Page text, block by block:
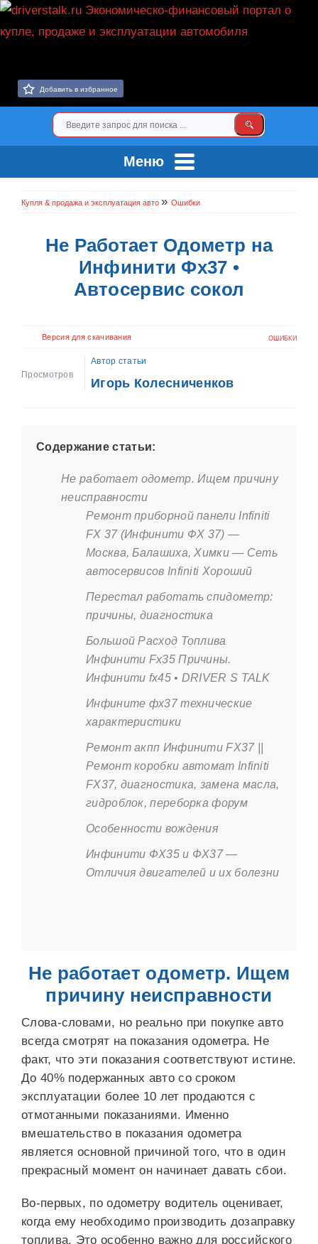
Добавить в избранное
Меню
Купля & продажа и эксплуатация авто » Ошибки
Не Работает Одометр на
Инфинити Фх37 •
Автосервис сокол
Версия для скачивания ОШИБКИ
Просмотров
Автор статьи
Игорь Колесниченков
Содержание статьи:
Не работает одометр. Ищем причину
неисправности
Ремонт приборной панели Infiniti
FX 37 (Инфинити ФХ 37) —
Москва, Балашиха, Химки — Сеть
автосервисов Infiniti Хороший
Перестал работать спидометр:
причины, диагностика
Большой Расход Топлива
Инфинити Fx35 Причины.
Инфинити fx45 • DRIVER S TALK
Инфините фх37 технические
характеристики
Ремонт акпп Инфинити FX37 ||
Ремонт коробки автомат Infiniti
FX37, диагностика, замена масла,
гидроблок, переборка форум
Особенности вождения
Инфинити ФХ35 и ФХ37 —
Отличия двигателей и их болезни
Не работает одометр. Ищем
причину неисправности
Слова-словами, но реально при покупке авто
всегда смотрят на показания одометра. Не
факт, что эти показания соответствуют истине.
До 40% подержанных авто со сроком
эксплуатации более 10 лет продаются с
отмотанными показаниями. Именно
вмешательство в показания одометра
является основной причиной того, что в один
прекрасный момент он начинает давать сбои.
Во-первых, по одометру водитель оценивает,
когда ему необходимо производить дозаправку
топлива. Это особенно важно для российского